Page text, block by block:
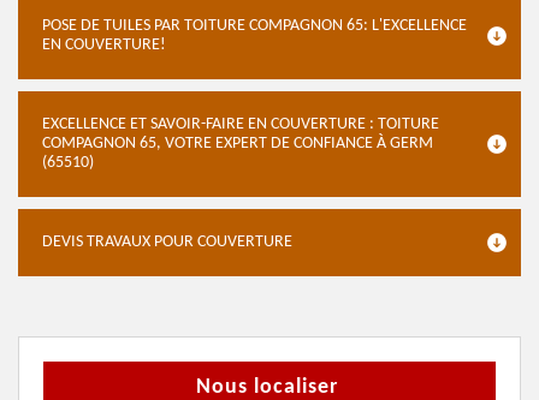
POSE DE TUILES PAR TOITURE COMPAGNON 65: L'EXCELLENCE
EN COUVERTURE!
EXCELLENCE ET SAVOIR-FAIRE EN COUVERTURE : TOITURE
COMPAGNON 65, VOTRE EXPERT DE CONFIANCE À GERM
(65510)
DEVIS TRAVAUX POUR COUVERTURE
Nous localiser